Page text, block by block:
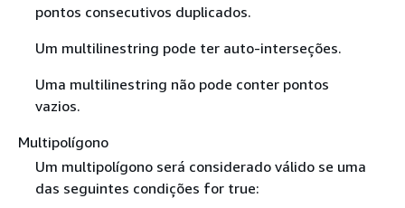
pontos consecutivos duplicados.
Um multilinestring pode ter auto-interseções.
Uma multilinestring não pode conter pontos
vazios.
Multipolígono
Um multipolígono será considerado válido se uma
das seguintes condições for true: